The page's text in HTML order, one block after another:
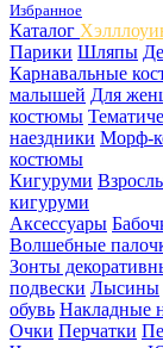
Избранное
Каталог
Парики Шляпы
Карнавальные
малышей Для
костюмы
наездники Морф-
костюмы
Кигуруми
кигуруми
Аксессуары
Волшебные
Зонты
подвески Лысины
обувь Накладные
Очки Перчатки